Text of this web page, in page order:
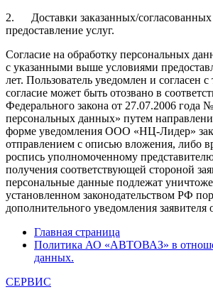
2. Доставки заказанных/согласованных
предоставление услуг.
Согласие на обработку персональных
с указанными выше условиями
лет. Пользователь уведомлен и согласен
согласие может быть отозвано в
Федерального закона от 27.07.2006 года
персональных данных» путем
форме уведомления ООО «НЦ-Лидер»
отправлением с описью вложения, либо
роспись уполномоченному
получения соответствующей стороной
персональные данные подлежат
установленном законодательством РФ
дополнительного уведомления
Главная страница
Политика АО «АВТОВАЗ» в
данных.
СЕРВИС